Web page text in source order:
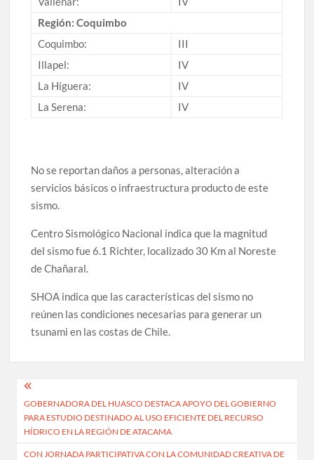
Región: Coquimbo
Coquimbo:
III
Illapel:
IV
La Higuera:
IV
La Serena:
IV
No se reportan daños a personas, alteración a
servicios básicos o infraestructura producto de este
sismo.
Centro Sismológico Nacional indica que la magnitud
del sismo fue 6.1 Richter, localizado 30 Km al Noreste
de Chañaral.
SHOA indica que las características del sismo no
reúnen las condiciones necesarias para generar un
tsunami en las costas de Chile.
Navegación
de
entradas
GOBERNADORA DEL HUASCO DESTACA APOYO DEL GOBIERNO
PARA ESTUDIO DESTINADO AL USO EFICIENTE DEL RECURSO
HÍDRICO EN LA REGIÓN DE ATACAMA
CON JORNADA PARTICIPATIVA CON LA COMUNIDAD CREATIVA DE